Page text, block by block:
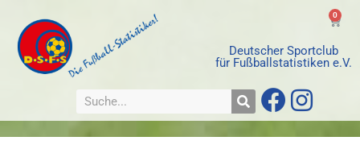
Deutscher Sportclub
für Fußballstatistiken e.V.
0